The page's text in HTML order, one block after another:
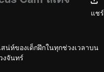
แชร์
สน่ห์ของเด็กฝึกในทุกช่วงเวลาบน
งจันทร์